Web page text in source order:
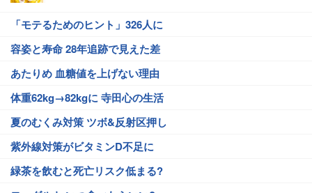
「モテるためのヒント」326人に
容姿と寿命 28年追跡で見えた差
あたりめ 血糖値を上げない理由
体重62kg→82kgに 寺田心の生活
夏のむくみ対策 ツボ&反射区押し
紫外線対策がビタミンD不足に
緑茶を飲むと死亡リスク低まる?